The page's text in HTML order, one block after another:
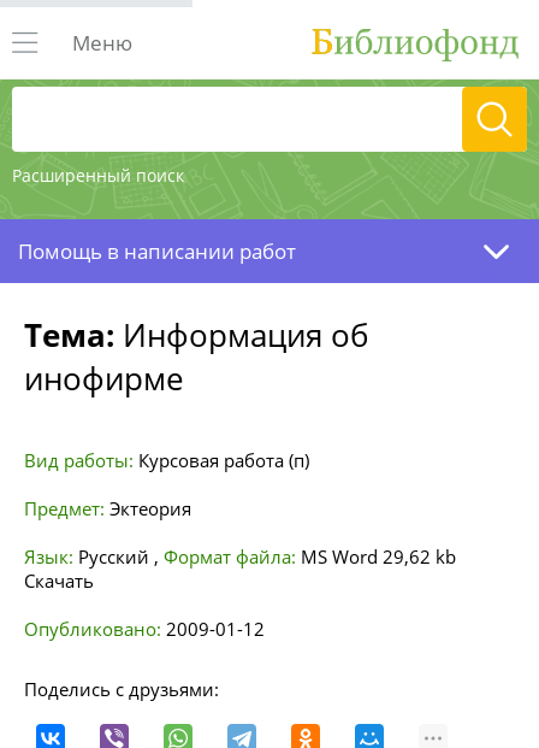
Расширенный поиск
Меню
Помощь в написании работ
Тема: Информация об
инофирме
Вид работы: Курсовая работа (п)
Предмет: Эктеория
Язык: Русский , Формат файла: MS Word 29,62 kb
Скачать
Опубликовано: 2009-01-12
Поделись с друзьями: